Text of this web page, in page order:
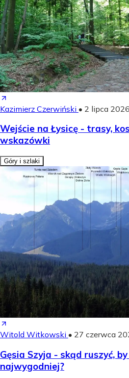
Kazimierz Czerwiński • 2 lipca 2026
Wejście na Łysicę - trasy,
wskazówki
Góry i szlaki
Witold Witkowski • 27 czerwca
Gęsia Szyja - skąd ruszyć,
najwygodniej?